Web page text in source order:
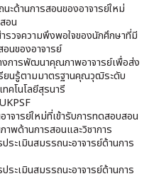
ะด้านการสอนของอาจารย์ใหม่
อน
รวจความพึงพอใจของนักศึกษาที่มี
นของอาจารย์
งการพัฒนาคุณภาพอาจารย์เพื่อส่ง
ยนรู้ตามมาตรฐานคุณวุฒิระดับ
คโนโลยีสุรนารี
าจารย์ใหม่ที่เข้ารับการทดสอบสอน
พด้านการสอนและวิชาการ
ระเมินสมรรถนะอาจารย์ด้านการ
ระเมินสมรรถนะอาจารย์ด้านการ